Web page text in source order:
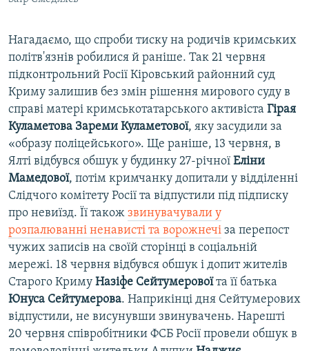
Нагадаємо, що спроби тиску на родичів кримських
політв'язнів робилися й раніше. Так 21 червня
підконтрольний Росії Кіровський районний суд
Криму залишив без змін рішення мирового суду в
справі матері кримськотатарського активіста Гірая
Куламетова Зареми Куламетової, яку засудили за
«образу поліцейського». Ще раніше, 13 червня, в
Ялті відбувся обшук у будинку 27-річної Еліни
Мамедової, потім кримчанку допитали у відділенні
Слідчого комітету Росії та відпустили під підписку
про невиїзд. Її також звинувачували у
розпалюванні ненависті та ворожнечі за перепост
чужих записів на своїй сторінці в соціальній
мережі. 18 червня відбувся обшук і допит жителів
Старого Криму Назіфе Сейтумеровоїта її батька
Юнуса Сейтумерова. Наприкінці дня Сейтумерових
відпустили, не висунувши звинувачень. Нарешті
20 червня співробітники ФСБ Росії провели обшук в